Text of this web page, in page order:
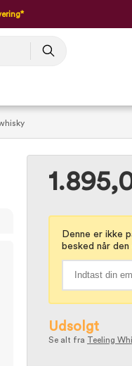
Denne er ikke
besked når
Udsolgt
Se alt fra Teeling